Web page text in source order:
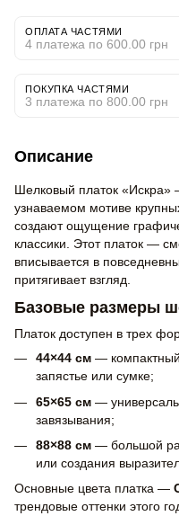
ОПЛАТА ЧАСТЯМИ
4 платежа по 600.00 грн
ПОКУПКА ЧАСТЯМИ
3 платежа по 800.00 грн
Описание
Шелковый платок «Искра»
узнаваемом мотиве
создают ощущение
классики. Этот платок —
вписывается в
притягивает взгляд.
Базовые размеры
Платок доступен в трех
44×44 см —
запястье или сумке;
65×65 см —
завязывания;
88×88 см — большой
или создания
Основные цвета платка —
трендовые оттенки этого